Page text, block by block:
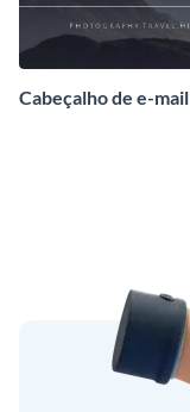
Cabeçalho de e-mail